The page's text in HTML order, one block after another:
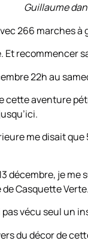
Guillaume
266 marches
Et recommencer
22h au
cette aventure
me disait
décembre, je
Casquette Verte.
vécu seul un
du décor de